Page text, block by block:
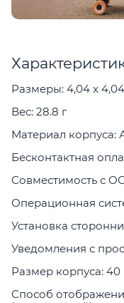
Размеры: 4,04 x
Вес: 28.8 г
Материал
Бесконтактная
Совместимость с
Операционная
Установка
Уведомления с
Размер корпуса:
Способ